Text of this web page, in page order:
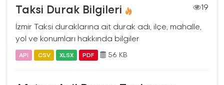
Taksi Durak Bilgileri
19
İzmir Taksi duraklarına ait durak adı, ilçe, mahalle,
yol ve konumları hakkında bilgiler
API CSV XLSX PDF 56 KB